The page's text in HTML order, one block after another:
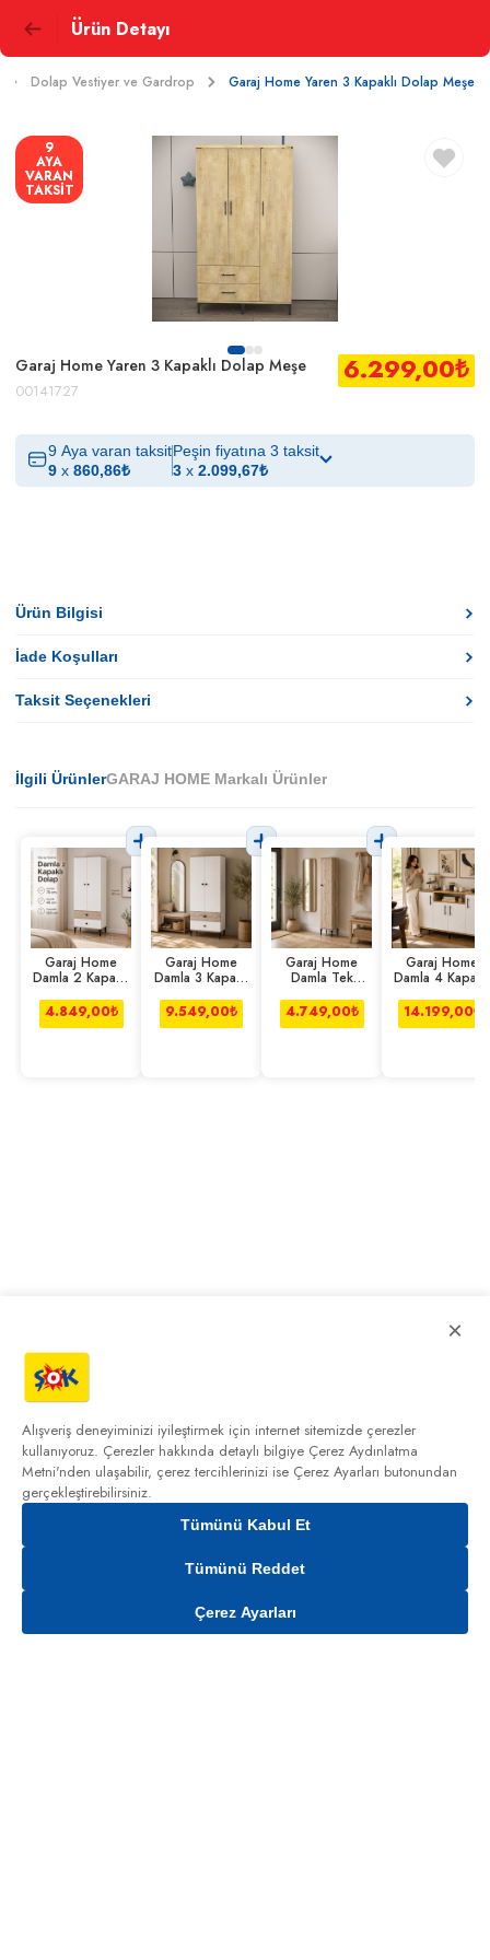
Ürün Detayı
Dolap Vestiyer ve Gardrop Garaj Home Yaren 3 Kapaklı Dolap Meşe
9
AYA
VARAN
TAKSİT
Garaj Home Yaren 3 Kapaklı Dolap Meşe
00141727
6.299,00₺
Gelince Haber Ver
9 Aya varan taksit
9 x 860,86₺
Peşin fiyatına 3 taksit
3 x 2.099,67₺
Ürün Bilgisi
İade Koşulları
Taksit Seçenekleri
İlgili ÜrünlerGARAJ HOME Markalı Ürünler
Garaj Home
Damla 2 Kapaklı
Dolap
4.849,00₺
Garaj Home
Damla 3 Kapaklı
Dolap
9.549,00₺
Garaj Home
Damla Tek
4.749,00₺
Garaj Home
Damla 4 Kapaklı
Dolap
14.199,00₺
×
Alışveriş deneyiminizi iyileştirmek için internet sitemizde çerezler
kullanıyoruz. Çerezler hakkında detaylı bilgiye Çerez Aydınlatma
Metni'nden ulaşabilir, çerez tercihlerinizi ise Çerez Ayarları butonundan
gerçekleştirebilirsiniz.
Tümünü Kabul Et
Tümünü Reddet
Çerez Ayarları